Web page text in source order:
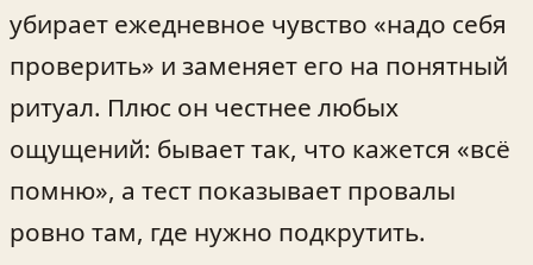
убирает ежедневное чувство «надо себя
проверить» и заменяет его на понятный
ритуал. Плюс он честнее любых
ощущений: бывает так, что кажется «всё
помню», а тест показывает провалы
ровно там, где нужно подкрутить.